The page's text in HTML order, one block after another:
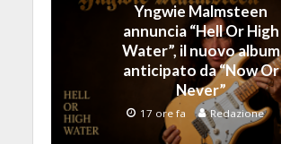
Yngwie Malmsteen
annuncia “Hell Or High
Water”, il nuovo album
anticipato da “Now Or
Never”
17 ore fa Redazione